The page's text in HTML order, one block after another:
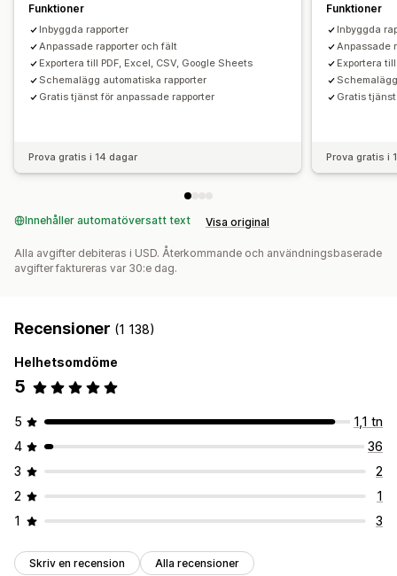
Daglig försäljningssammanfattning
Orderinformation
Transaktioner Utbetalningar
Lager och produkt
Lagersynkronisering i realtid Priser Import av historikdata
Dataexport Historikanalys Rapportschemaläggning
Funktioner
Inbyggda rapporter
Anpassade rapporter och fält
Exportera till PDF, Excel, CSV, Google Sheets
Schemalägg automatiska rapporter
Gratis tjänst för anpassade rapporter
Prova gratis i 14 dagar
Funktioner
Inbyggda
Anpassade
Exportera
Gratis
Prova gratis i
Innehåller automatöversatt text Visa original
Alla avgifter debiteras i USD. Återkommande och användningsbaserade
avgifter faktureras var 30:e dag.
Recensioner (1 138)
Helhetsomdöme
5
5
1,1 tn
4
36
3
2
2
1
1
3
Skriv en recension Alla recensioner